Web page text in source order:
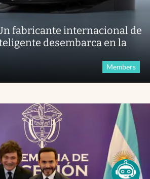
fabricante internacional de
desembarca en la
Members